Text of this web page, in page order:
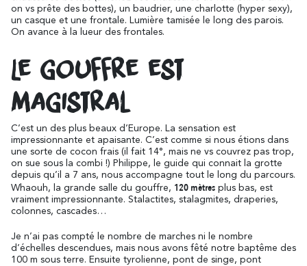
on vs prête des bottes), un baudrier, une charlotte (hyper sexy),
un casque et une frontale. Lumière tamisée le long des parois.
On avance à la lueur des frontales.
Le gouffre est
magistral
C’est un des plus beaux d’Europe. La sensation est
impressionnante et apaisante. C’est comme si nous étions dans
une sorte de cocon frais (il fait 14°, mais ne vs couvrez pas trop,
on sue sous la combi !) Philippe, le guide qui connait la grotte
depuis qu’il a 7 ans, nous accompagne tout le long du parcours.
Whaouh, la grande salle du gouffre, 120 mètres plus bas, est
vraiment impressionnante. Stalactites, stalagmites, draperies,
colonnes, cascades…
Je n’ai pas compté le nombre de marches ni le nombre
d’échelles descendues, mais nous avons fêté notre baptême des
100 m sous terre. Ensuite tyrolienne, pont de singe, pont